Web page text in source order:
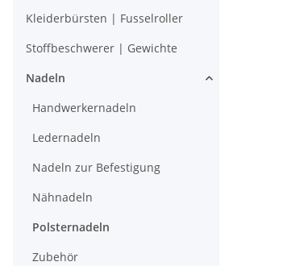
Kleiderbürsten | Fusselroller
Stoffbeschwerer | Gewichte
Nadeln
Handwerkernadeln
Ledernadeln
Nadeln zur Befestigung
Nähnadeln
Polsternadeln
Zubehör